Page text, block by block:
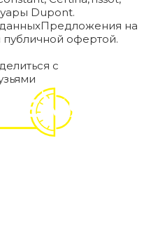
Dupont.
Предложения на
офертой.
с